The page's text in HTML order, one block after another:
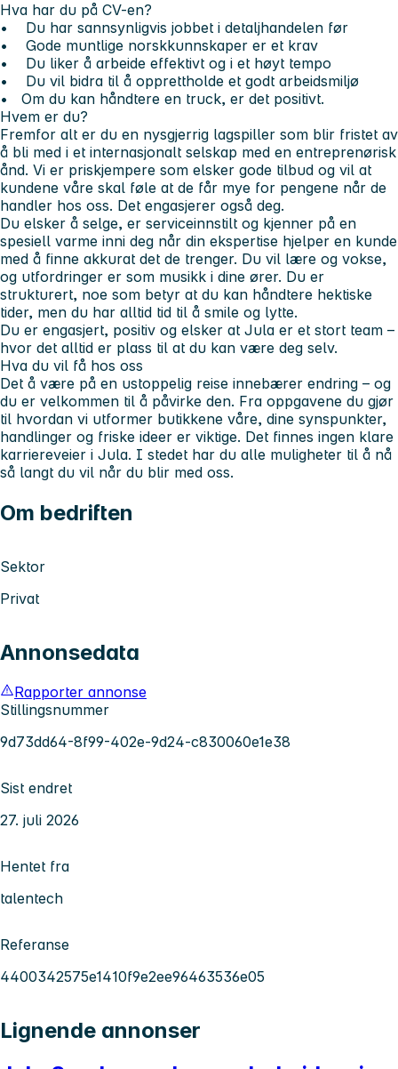
Hva har du på CV-en?
• Du har sannsynligvis jobbet i detaljhandelen før
• Gode muntlige norskkunnskaper er et krav
• Du liker å arbeide effektivt og i et høyt tempo
• Du vil bidra til å opprettholde et godt arbeidsmiljø
• Om du kan håndtere en truck, er det positivt.
Hvem er du?
Fremfor alt er du en nysgjerrig lagspiller som blir fristet av
å bli med i et internasjonalt selskap med en entreprenørisk
ånd. Vi er priskjempere som elsker gode tilbud og vil at
kundene våre skal føle at de får mye for pengene når de
handler hos oss. Det engasjerer også deg.
Du elsker å selge, er serviceinnstilt og kjenner på en
spesiell varme inni deg når din ekspertise hjelper en kunde
med å finne akkurat det de trenger. Du vil lære og vokse,
og utfordringer er som musikk i dine ører. Du er
strukturert, noe som betyr at du kan håndtere hektiske
tider, men du har alltid tid til å smile og lytte.
Du er engasjert, positiv og elsker at Jula er et stort team –
hvor det alltid er plass til at du kan være deg selv.
Hva du vil få hos oss
Det å være på en ustoppelig reise innebærer endring – og
du er velkommen til å påvirke den. Fra oppgavene du gjør
til hvordan vi utformer butikkene våre, dine synspunkter,
handlinger og friske ideer er viktige. Det finnes ingen klare
karriereveier i Jula. I stedet har du alle muligheter til å nå
så langt du vil når du blir med oss.
Om bedriften
Sektor
Privat
Annonsedata
Rapporter annonse
Stillingsnummer
9d73dd64-8f99-402e-9d24-c830060e1e38
Sist endret
27. juli 2026
Hentet fra
talentech
Referanse
4400342575e1410f9e2ee96463536e05
Lignende annonser